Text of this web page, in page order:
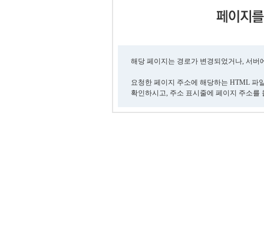
해당 페이지는 경로가 변경되었거나, 서
요청한 페이지 주소에 해당하는 HTML 파
확인하시고, 주소 표시줄에 페이지 주소